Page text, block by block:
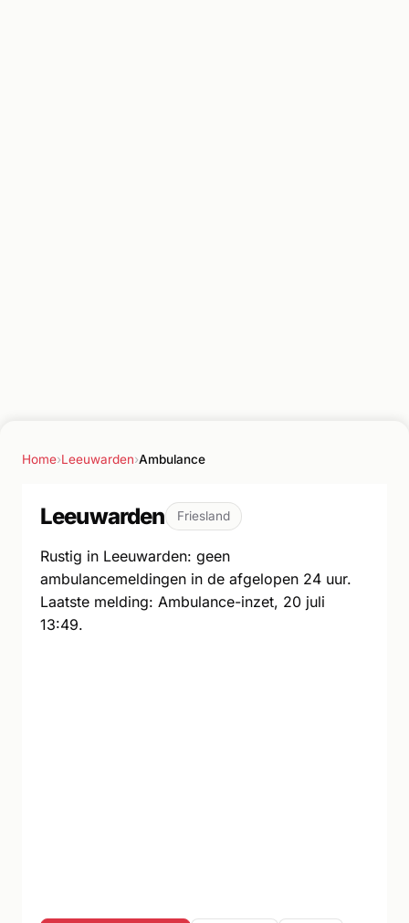
Home›Leeuwarden›Ambulance
Leeuwarden Friesland
Rustig in Leeuwarden: geen
ambulancemeldingen in de afgelopen 24 uur.
Laatste melding: Ambulance-inzet, 20 juli
13:49.